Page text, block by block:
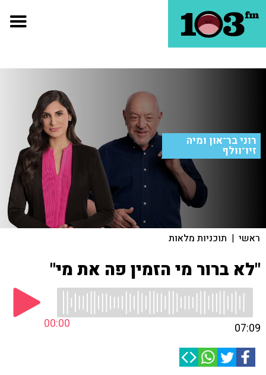
רוני בר־און ומיה
זיו־וולף
ראשי | תוכניות מלאות
"לא ברור מי הזמין פה את מי"
00:00 07:09